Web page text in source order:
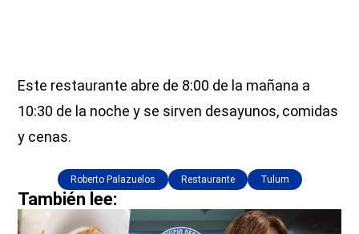
Este restaurante abre de 8:00 de la mañana a
10:30 de la noche y se sirven desayunos, comidas
y cenas.
Roberto Palazuelos Restaurante Tulum
También lee: